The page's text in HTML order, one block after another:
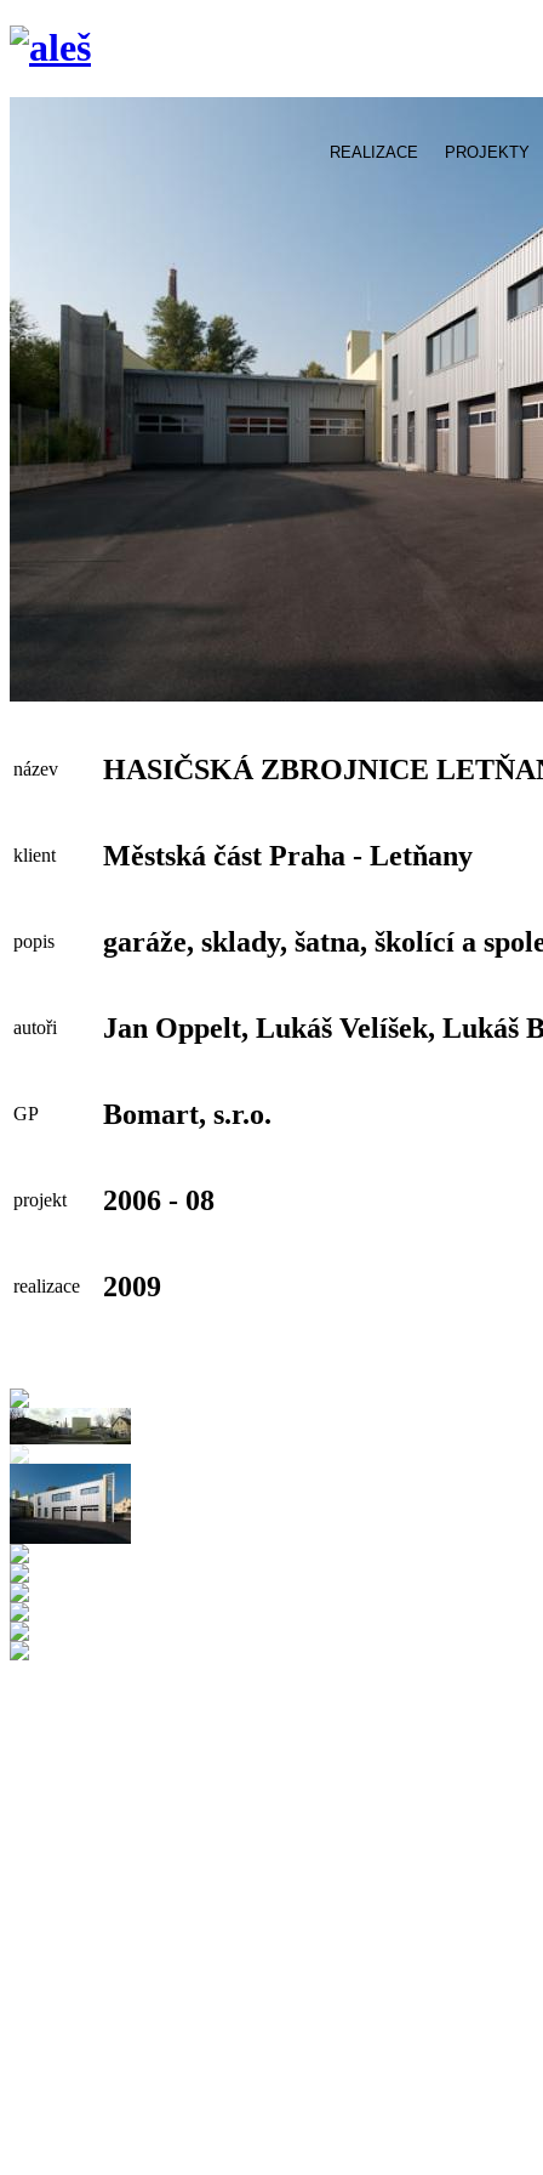
REALIZACE PROJEKTY
název HASIČSKÁ ZBROJNICE
klient Městská část Praha - Letňany
popis garáže, sklady, šatna, školící a
autoři Jan Oppelt, Lukáš Velíšek, Lukáš
GP Bomart, s.r.o.
projekt 2006 - 08
realizace 2009